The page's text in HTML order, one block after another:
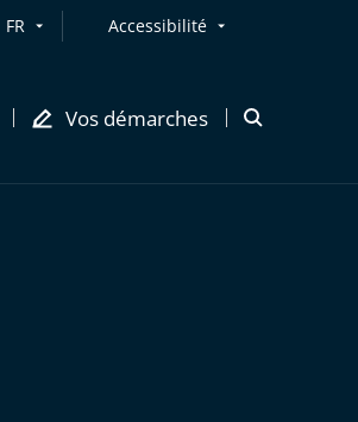
FR Accessibilité
Vos démarches
Ouvrir